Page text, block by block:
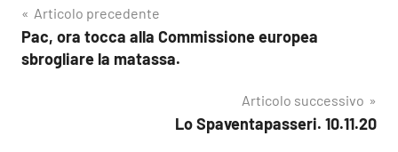
Navigazione
articoli
Articolo precedente
Pac, ora tocca alla Commissione europea
sbrogliare la matassa.
Articolo successivo
Lo Spaventapasseri. 10.11.20